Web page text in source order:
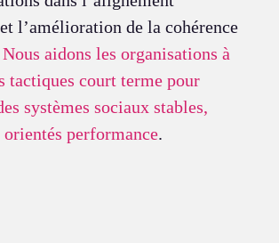
l’amélioration de la cohérence
Nous aidons les organisations à
tactiques court terme pour
systèmes sociaux stables,
performance.